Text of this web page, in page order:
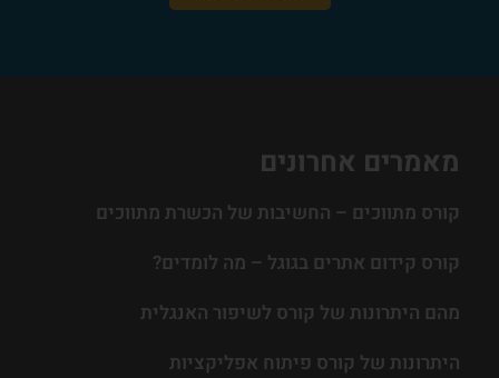
מאמרים אחרונים
קורס מתווכים – החשיבות של הכשרת מתווכים
קורס קידום אתרים בגוגל – מה לומדים?
מהם היתרונות של קורס לשיפור האנגלית
היתרונות של קורס פיתוח אפליקציות